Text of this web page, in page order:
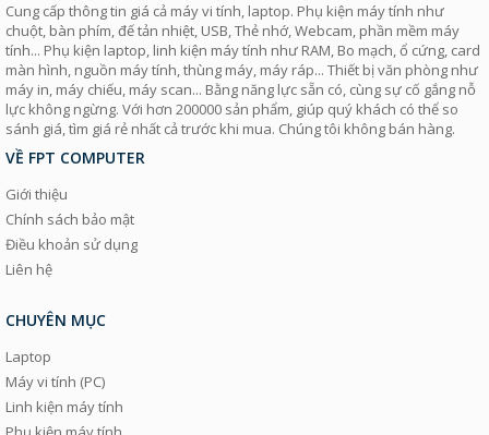
Cung cấp thông tin giá cả máy vi tính, laptop. Phụ kiện máy tính như
chuột, bàn phím, đế tản nhiệt, USB, Thẻ nhớ, Webcam, phần mềm máy
tính... Phụ kiện laptop, linh kiện máy tính như RAM, Bo mạch, ổ cứng, card
màn hình, nguồn máy tính, thùng máy, máy ráp... Thiết bị văn phòng như
máy in, máy chiếu, máy scan... Bằng năng lực sẵn có, cùng sự cố gắng nỗ
lực không ngừng. Với hơn 200000 sản phẩm, giúp quý khách có thể so
sánh giá, tìm giá rẻ nhất cả trước khi mua. Chúng tôi không bán hàng.
VỀ FPT COMPUTER
Giới thiệu
Chính sách bảo mật
Điều khoản sử dụng
Liên hệ
CHUYÊN MỤC
Laptop
Máy vi tính (PC)
Linh kiện máy tính